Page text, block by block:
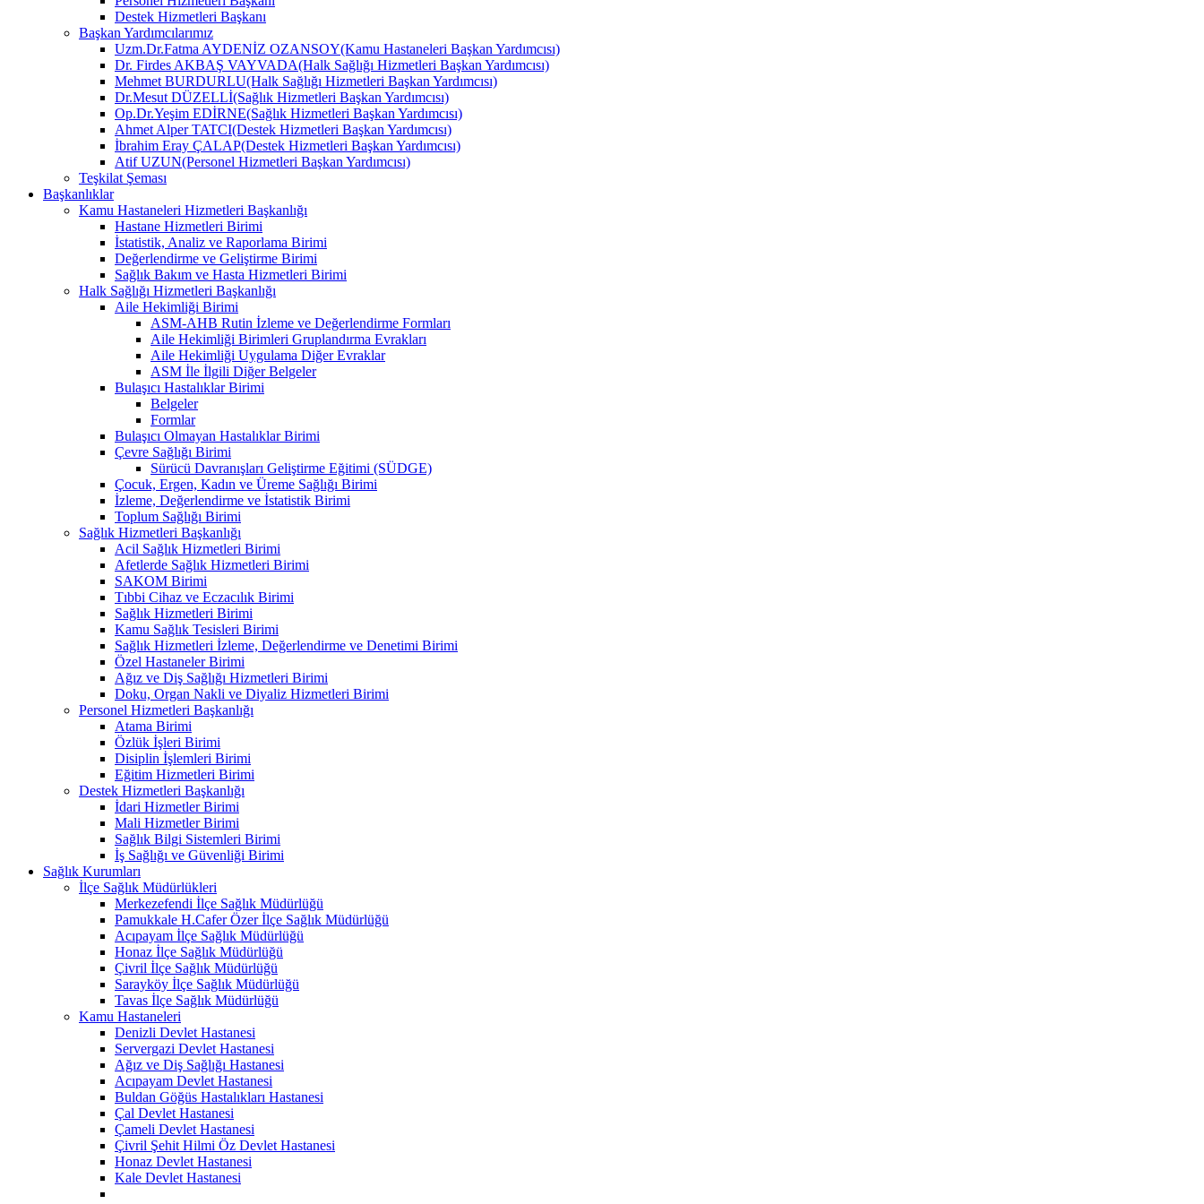
Destek Hizmetleri Başkanı
Başkan Yardımcılarımız
Uzm.Dr.Fatma AYDENİZ OZANSOY(Kamu Hastaneleri Başkan Yardımcısı)
Dr. Firdes AKBAŞ VAYVADA(Halk Sağlığı Hizmetleri Başkan Yardımcısı)
Mehmet BURDURLU(Halk Sağlığı Hizmetleri Başkan Yardımcısı)
Dr.Mesut DÜZELLİ(Sağlık Hizmetleri Başkan Yardımcısı)
Op.Dr.Yeşim EDİRNE(Sağlık Hizmetleri Başkan Yardımcısı)
Ahmet Alper TATCI(Destek Hizmetleri Başkan Yardımcısı)
İbrahim Eray ÇALAP(Destek Hizmetleri Başkan Yardımcısı)
Atif UZUN(Personel Hizmetleri Başkan Yardımcısı)
Teşkilat Şeması
Başkanlıklar
Kamu Hastaneleri Hizmetleri Başkanlığı
Hastane Hizmetleri Birimi
İstatistik, Analiz ve Raporlama Birimi
Değerlendirme ve Geliştirme Birimi
Sağlık Bakım ve Hasta Hizmetleri Birimi
Halk Sağlığı Hizmetleri Başkanlığı
Aile Hekimliği Birimi
ASM-AHB Rutin İzleme ve Değerlendirme Formları
Aile Hekimliği Birimleri Gruplandırma Evrakları
Aile Hekimliği Uygulama Diğer Evraklar
ASM İle İlgili Diğer Belgeler
Bulaşıcı Hastalıklar Birimi
Belgeler
Formlar
Bulaşıcı Olmayan Hastalıklar Birimi
Çevre Sağlığı Birimi
Sürücü Davranışları Geliştirme Eğitimi (SÜDGE)
Çocuk, Ergen, Kadın ve Üreme Sağlığı Birimi
İzleme, Değerlendirme ve İstatistik Birimi
Toplum Sağlığı Birimi
Sağlık Hizmetleri Başkanlığı
Acil Sağlık Hizmetleri Birimi
Afetlerde Sağlık Hizmetleri Birimi
SAKOM Birimi
Tıbbi Cihaz ve Eczacılık Birimi
Sağlık Hizmetleri Birimi
Kamu Sağlık Tesisleri Birimi
Sağlık Hizmetleri İzleme, Değerlendirme ve Denetimi Birimi
Özel Hastaneler Birimi
Ağız ve Diş Sağlığı Hizmetleri Birimi
Doku, Organ Nakli ve Diyaliz Hizmetleri Birimi
Personel Hizmetleri Başkanlığı
Atama Birimi
Özlük İşleri Birimi
Disiplin İşlemleri Birimi
Eğitim Hizmetleri Birimi
Destek Hizmetleri Başkanlığı
İdari Hizmetler Birimi
Mali Hizmetler Birimi
Sağlık Bilgi Sistemleri Birimi
İş Sağlığı ve Güvenliği Birimi
Sağlık Kurumları
İlçe Sağlık Müdürlükleri
Merkezefendi İlçe Sağlık Müdürlüğü
Pamukkale H.Cafer Özer İlçe Sağlık Müdürlüğü
Acıpayam İlçe Sağlık Müdürlüğü
Honaz İlçe Sağlık Müdürlüğü
Çivril İlçe Sağlık Müdürlüğü
Sarayköy İlçe Sağlık Müdürlüğü
Tavas İlçe Sağlık Müdürlüğü
Kamu Hastaneleri
Denizli Devlet Hastanesi
Servergazi Devlet Hastanesi
Ağız ve Diş Sağlığı Hastanesi
Acıpayam Devlet Hastanesi
Buldan Göğüs Hastalıkları Hastanesi
Çal Devlet Hastanesi
Çameli Devlet Hastanesi
Çivril Şehit Hilmi Öz Devlet Hastanesi
Honaz Devlet Hastanesi
Kale Devlet Hastanesi